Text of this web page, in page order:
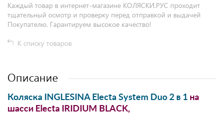
Каждый товар в интернет-магазине КОЛЯСКИ.РУС проходит
тщательный осмотр и проверку перед отправкой и выдачей
Покупателю. Гарантируем высокое качество!
К списку товаров
Описание
Коляска INGLESINA Electa System Duo 2 в 1 на
шасси Electa IRIDIUM BLACK,